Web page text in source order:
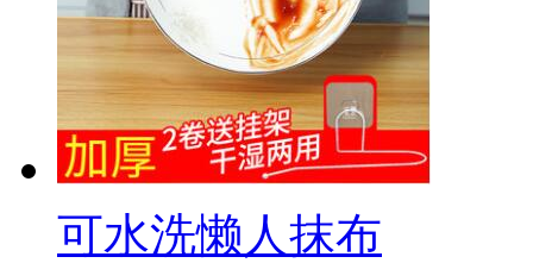
可水洗懒人抹布